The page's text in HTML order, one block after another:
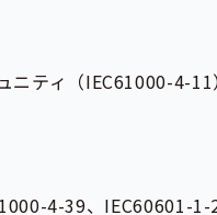
ニティ（IEC61000-4-
4-39、IEC60601-1-2